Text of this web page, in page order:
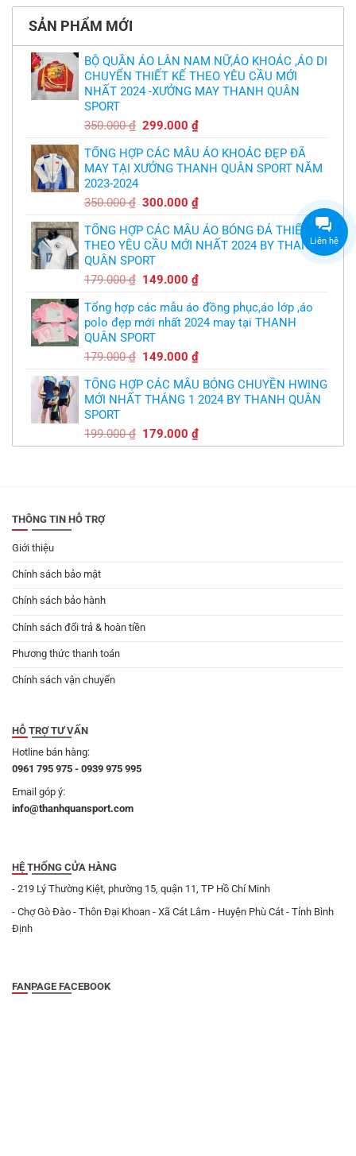
tại
TPHCM
Hag
lại
trích
cầu
thủ,
thừa
nhận
sự
thật
chát
bầy
quỷ
nhỏ
luận
Thiết
và
in
áo
bóng
chuyền
theo
yêu
,thiết
free
SẢN PHẨM MỚI
BỘ QUẦN ÁO LÂN NAM NỮ,ÁO KHOÁC ,ÁO DI
CHUYỂN THIẾT KẾ THEO YÊU CẦU MỚI
NHẤT 2024 -XƯỞNG MAY THANH QUÂN
SPORT
350.000₫ Giá
là:
350.000 ₫.
299.000₫Giá
tại
là:
TỔNG HỢP CÁC MẪU ÁO KHOÁC ĐẸP ĐÃ
MAY TẠI XƯỞNG THANH QUÂN SPORT NĂM
2023-2024
350.000₫ Giá
là:
350.000 ₫.
300.000₫Giá
tại
là:
TỔNG HỢP CÁC MẪU ÁO BÓNG ĐÁ THIẾT KẾ
THEO YÊU CẦU MỚI NHẤT 2024 BY THANH
QUÂN SPORT
179.000₫ Giá
là:
179.000 ₫.
149.000₫Giá
tại
là:
Tổng hợp các mẫu áo đồng phục,áo lớp ,áo
polo đẹp mới nhất 2024 may tại THANH
QUÂN SPORT
179.000₫ Giá
là:
179.000 ₫.
149.000₫Giá
tại
là:
TỔNG HỢP CÁC MẪU BÓNG CHUYỀN HWING
MỚI NHẤT THÁNG 1 2024 BY THANH QUÂN
SPORT
199.000₫ Giá
gốc
179.000₫Giá
hiện
THÔNG TIN HỖ TRỢ
Giới thiệu
Chính sách bảo mật
Chính sách bảo hành
Chính sách đổi trả & hoàn tiền
Phương thức thanh toán
Chính sách vận chuyển
HỖ TRỢ TƯ VẤN
Hotline bán hàng:
0961 795 975 - 0939 975 995
Email góp ý:
info@thanhquansport.com
HỆ THỐNG CỬA HÀNG
- 219 Lý Thường Kiệt, phường 15, quận 11, TP Hồ Chí Minh
- Chợ Gò Đào - Thôn Đại Khoan - Xã Cát Lâm - Huyện Phù Cát - Tỉnh Bình
Định
FANPAGE FACEBOOK
Liên hệ